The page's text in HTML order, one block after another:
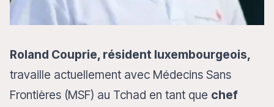
Roland Couprie, résident luxembourgeois,
travaille actuellement avec Médecins Sans
Frontières (MSF) au Tchad en tant que chef